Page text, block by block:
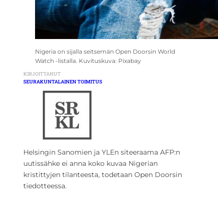
Nigeria on sijalla seitsemän Open Doorsin World
Watch -listalla. Kuvituskuva: Pixabay
KIRJOITTANUT
SEURAKUNTALAINEN TOIMITUS
Helsingin Sanomien ja YLEn siteeraama AFP:n
uutissähke ei anna koko kuvaa Nigerian
kristittyjen tilanteesta, todetaan Open Doorsin
tiedotteessa.